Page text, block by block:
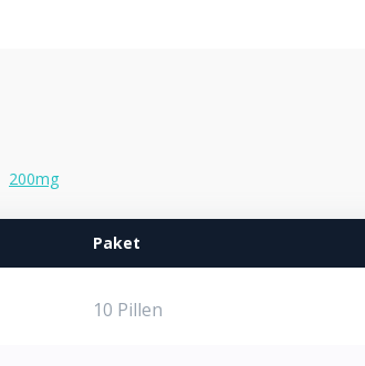
200mg
Paket
10 Pillen